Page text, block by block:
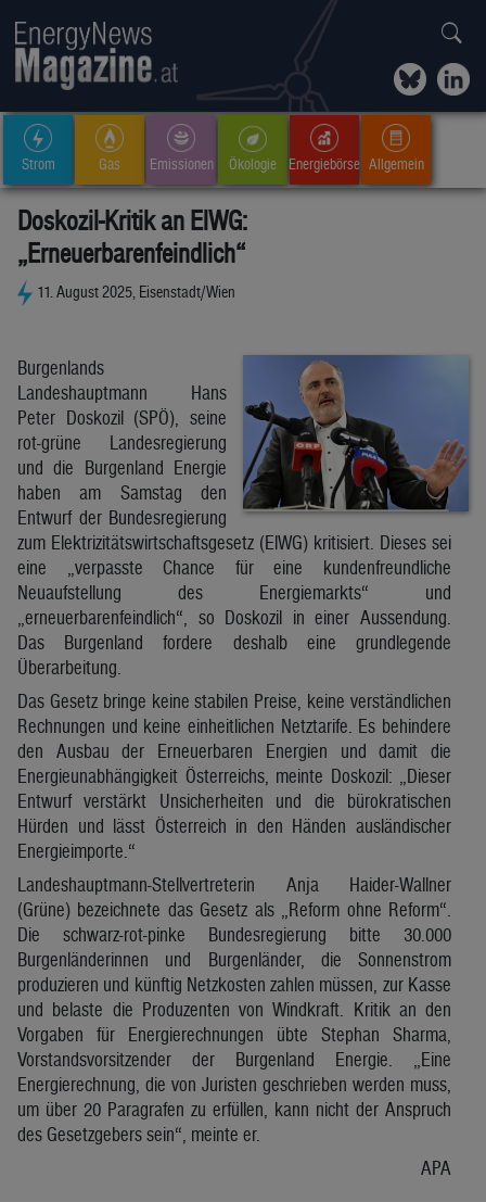
Strom Gas Emissionen Ökologie Energiebörse Allgemein
Doskozil-Kritik an ElWG:
„Erneuerbarenfeindlich“
11. August 2025, Eisenstadt/Wien
Burgenlands
Landeshauptmann Hans
Peter Doskozil (SPÖ), seine
rot-grüne Landesregierung
und die Burgenland Energie
haben am Samstag den
Entwurf der Bundesregierung
zum Elektrizitätswirtschaftsgesetz (ElWG) kritisiert. Dieses sei
eine „verpasste Chance für eine kundenfreundliche
Neuaufstellung des Energiemarkts“ und
„erneuerbarenfeindlich“, so Doskozil in einer Aussendung.
Das Burgenland fordere deshalb eine grundlegende
Überarbeitung.
Das Gesetz bringe keine stabilen Preise, keine verständlichen
Rechnungen und keine einheitlichen Netztarife. Es behindere
den Ausbau der Erneuerbaren Energien und damit die
Energieunabhängigkeit Österreichs, meinte Doskozil: „Dieser
Entwurf verstärkt Unsicherheiten und die bürokratischen
Hürden und lässt Österreich in den Händen ausländischer
Energieimporte.“
Landeshauptmann-Stellvertreterin Anja Haider-Wallner
(Grüne) bezeichnete das Gesetz als „Reform ohne Reform“.
Die schwarz-rot-pinke Bundesregierung bitte 30.000
Burgenländerinnen und Burgenländer, die Sonnenstrom
produzieren und künftig Netzkosten zahlen müssen, zur Kasse
und belaste die Produzenten von Windkraft. Kritik an den
Vorgaben für Energierechnungen übte Stephan Sharma,
Vorstandsvorsitzender der Burgenland Energie. „Eine
Energierechnung, die von Juristen geschrieben werden muss,
um über 20 Paragrafen zu erfüllen, kann nicht der Anspruch
des Gesetzgebers sein“, meinte er.
APA